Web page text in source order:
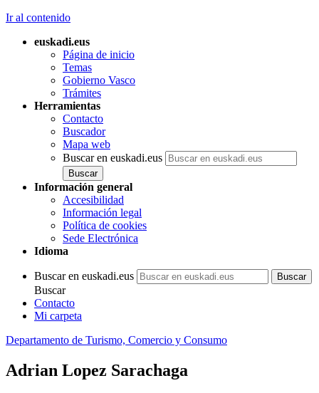
Ir al contenido
euskadi.eus
Página de inicio
Temas
Gobierno Vasco
Trámites
Herramientas
Contacto
Buscador
Mapa web
Buscar en euskadi.eus
Información general
Accesibilidad
Información legal
Política de cookies
Sede Electrónica
Idioma
Buscar en euskadi.eus
Buscar
Contacto
Mi carpeta
Departamento de Turismo, Comercio y Consumo
Adrian Lopez Sarachaga